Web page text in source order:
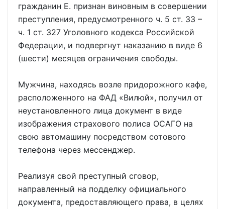
гражданин Е. признан виновным в совершении
преступления, предусмотренного ч. 5 ст. 33 –
ч. 1 ст. 327 Уголовного кодекса Российской
Федерации, и подвергнут наказанию в виде 6
(шести) месяцев ограничения свободы.
Мужчина, находясь возле придорожного кафе,
расположенного на ФАД «Вилюй», получил от
неустановленного лица документ в виде
изображения страхового полиса ОСАГО на
свою автомашину посредством сотового
телефона через мессенджер.
Реализуя свой преступный сговор,
направленный на подделку официального
документа, предоставляющего права, в целях